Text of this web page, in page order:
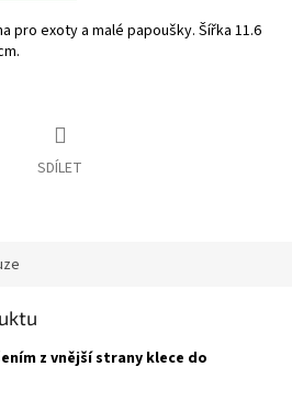
pro exoty a malé papoušky. Šířka 11.6
SDÍLET
z vnější strany klece do